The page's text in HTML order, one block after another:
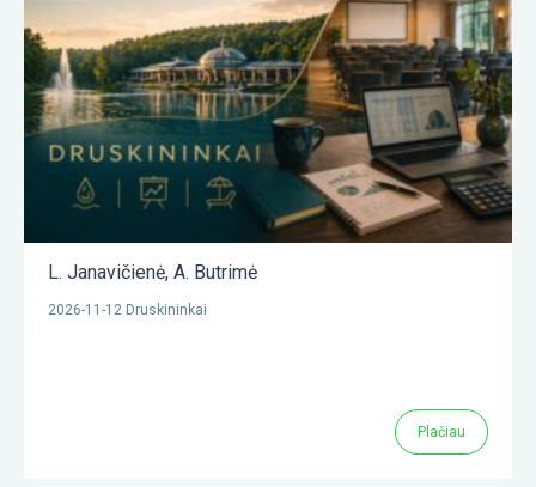
L. Janavičienė, A. Butrimė
2026-11-12 Druskininkai
Plačiau